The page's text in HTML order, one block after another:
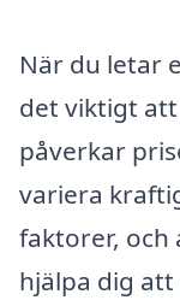
När du letar
det viktigt
påverkar
variera
faktorer, och
hjälpa dig